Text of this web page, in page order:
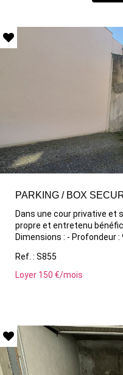
PARKING / BOX
Dans une cour privative et
propre et entretenu
Dimensions : - Profondeur : 9.57
Ref. : S855
Loyer 150 €/mois